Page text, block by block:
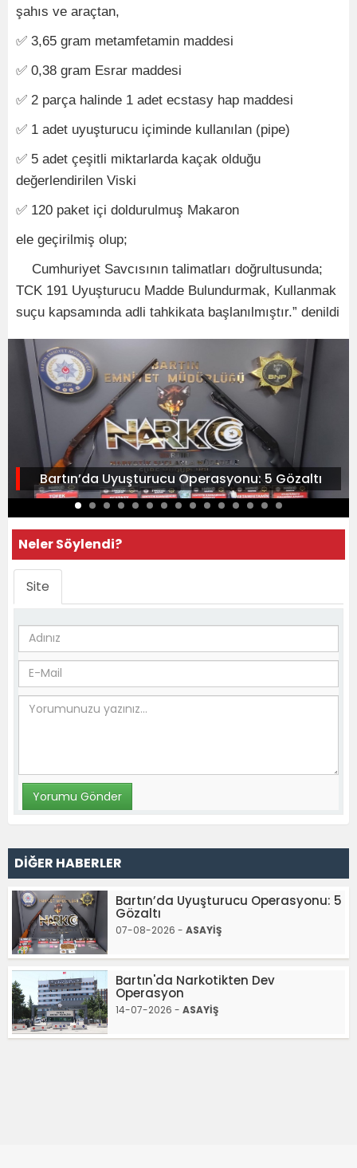
şahıs ve araçtan,
✅ 3,65 gram metamfetamin maddesi
✅ 0,38 gram Esrar maddesi
✅ 2 parça halinde 1 adet ecstasy hap maddesi
✅ 1 adet uyuşturucu içiminde kullanılan (pipe)
✅ 5 adet çeşitli miktarlarda kaçak olduğu
değerlendirilen Viski
✅ 120 paket içi doldurulmuş Makaron
ele geçirilmiş olup;
Cumhuriyet Savcısının talimatları doğrultusunda;
TCK 191 Uyuşturucu Madde Bulundurmak, Kullanmak
suçu kapsamında adli tahkikata başlanılmıştır.” denildi
Bartın’da Uyuşturucu Operasyonu: 5 Gözaltı
Neler Söylendi?
Site
DİĞER HABERLER
Bartın’da Uyuşturucu Operasyonu: 5
Gözaltı
07-08-2026 - ASAYİŞ
Bartın'da Narkotikten Dev
Operasyon
14-07-2026 - ASAYİŞ